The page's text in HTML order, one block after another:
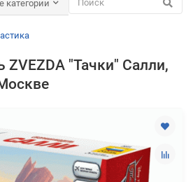
категории
"Тачки" Салли,